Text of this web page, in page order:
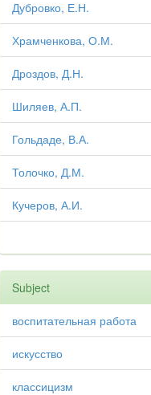
Дубровко, Е.Н.
Храмченкова, О.М.
Дроздов, Д.Н.
Шиляев, А.П.
Гольдаде, В.А.
Толочко, Д.М.
Кучеров, А.И.
Subject
воспитательная работа
искусство
классицизм